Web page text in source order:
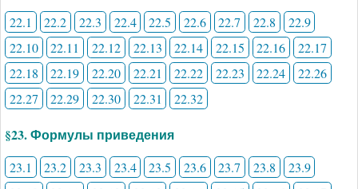
22.1 22.2 22.3 22.4 22.5 22.6 22.7 22.8
22.9
22.10
22.11 22.12 22.13 22.14 22.15 22.16
22.17
22.18
22.19 22.20 22.21 22.22 22.23 22.24
22.26
22.27
22.29 22.30 22.31 22.32
§23. Формулы приведения
23.1 23.2 23.3 23.4 23.5 23.6 23.7 23.8
23.9